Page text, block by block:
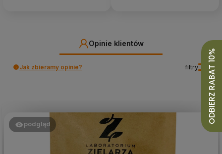
Opinie klientów
filtry
Jak zbieramy opinie?
podgląd
ODBIERZ RABAT 10%